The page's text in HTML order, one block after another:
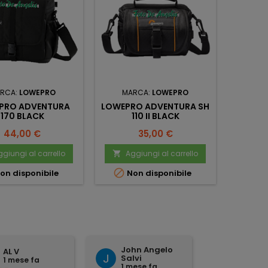
LOWEPRO
ADVENTURA
170 BLACK
Prezzo
44,00 €
al carrello
disponibile
MARCA: LOWEPRO
LOWEPRO ADVENTURA SH
110 II BLACK
Prezzo
35,00 €
 Aggiungi al carrello
 Non disponibile
John Angelo
Salvi
domenico
tattoli